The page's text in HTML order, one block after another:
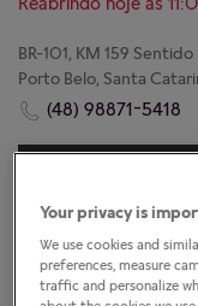
Coleções
Presenteie
Localizar lojas
BR-101, KM 159
Porto Belo, Santa
(48) 98871-5418
Horário da loja
Segunda-Feira
Terça-Feira
Your privacy is
We use cookies and
preferences, measure
traffic and personalize